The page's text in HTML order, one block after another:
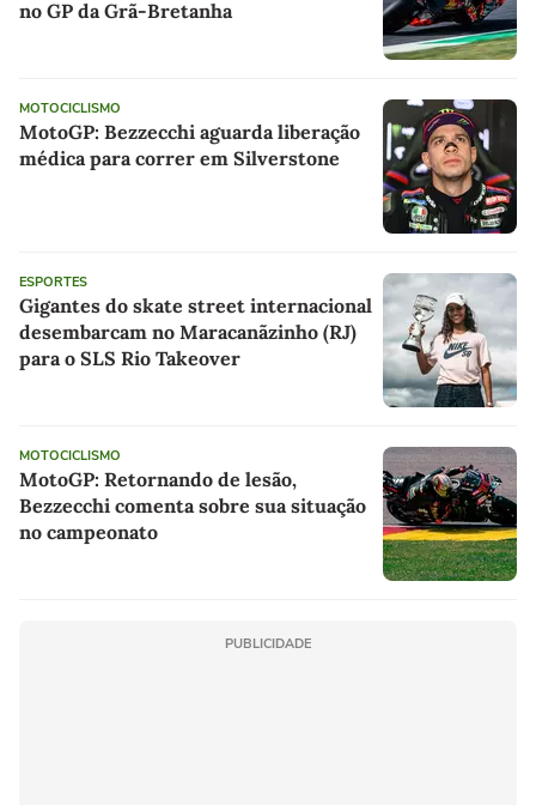
no GP da Grã-Bretanha
MOTOCICLISMO
MotoGP: Bezzecchi aguarda liberação
médica para correr em Silverstone
ESPORTES
Gigantes do skate street internacional
desembarcam no Maracanãzinho (RJ)
para o SLS Rio Takeover
MOTOCICLISMO
MotoGP: Retornando de lesão,
Bezzecchi comenta sobre sua situação
no campeonato
PUBLICIDADE